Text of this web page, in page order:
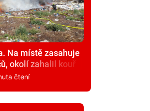
Na místě zasahuje
okolí zahalil kouř
čtení